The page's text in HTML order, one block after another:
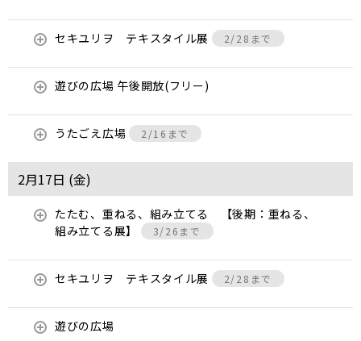
セキユリヲ テキスタイル展 2/28まで
遊びの広場 午後開放(フリー)
うたごえ広場 2/16まで
2月17日 (金)
たたむ、重ねる、組み立てる 【後期：重ねる、
組み立てる展】
3/26まで
セキユリヲ テキスタイル展 2/28まで
遊びの広場